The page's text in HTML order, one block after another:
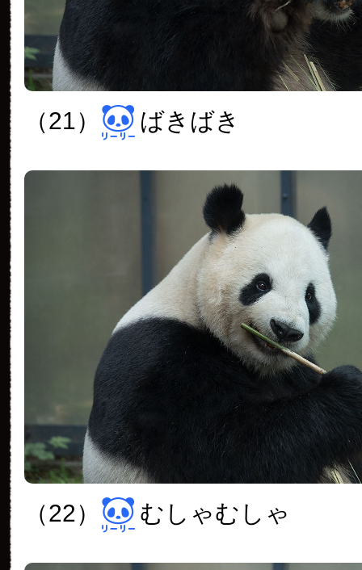
（21） ばきばき
（22） むしゃむしゃ